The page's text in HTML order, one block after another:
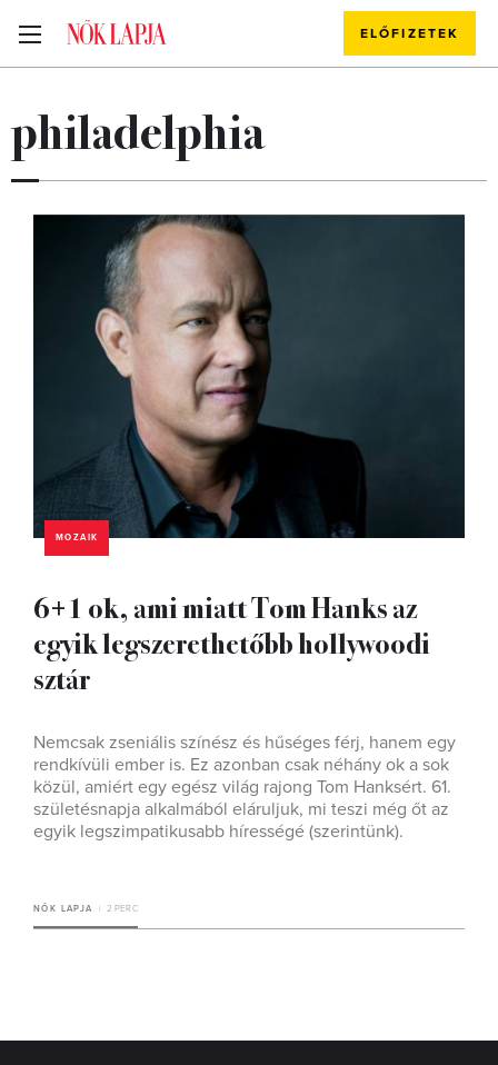
ELŐFIZETEK
philadelphia
MOZAIK
6+1 ok, ami miatt Tom Hanks az
egyik legszerethetőbb hollywoodi
sztár
Nemcsak zseniális színész és hűséges férj, hanem egy
rendkívüli ember is. Ez azonban csak néhány ok a sok
közül, amiért egy egész világ rajong Tom Hanksért. 61.
születésnapja alkalmából eláruljuk, mi teszi még őt az
egyik legszimpatikusabb hírességé (szerintünk).
NŐK LAPJA 2 PERC